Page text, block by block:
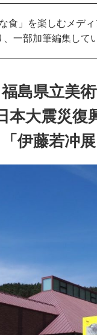
食」を楽しむメデ
一部加筆編集して
福島県立美
本大震災復
「伊藤若冲展